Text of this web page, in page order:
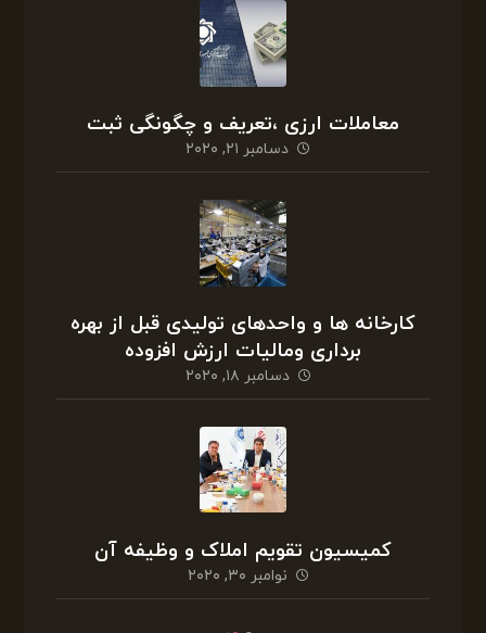
معاملات ارزی ،تعریف و چگونگی ثبت
دسامبر ۲۱, ۲۰۲۰
کارخانه ها و واحدهای تولیدی قبل از بهره
برداری ومالیات ارزش افزوده
دسامبر ۱۸, ۲۰۲۰
کمیسیون تقویم املاک و وظیفه آن
نوامبر ۳۰, ۲۰۲۰